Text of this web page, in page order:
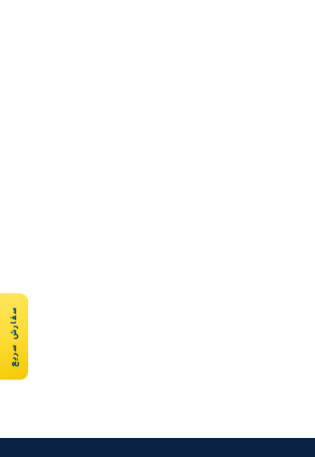
سفارش سریع